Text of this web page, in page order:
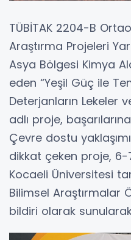
TÜBİTAK 2204-B
Araştırma Projeleri
Asya Bölgesi Kimya
eden “Yeşil Güç ile
Deterjanların Lekeler
adlı proje,
Çevre dostu
dikkat çeken proje, 6-
Kocaeli Üniversitesi
Bilimsel Araştırmalar
bildiri olarak